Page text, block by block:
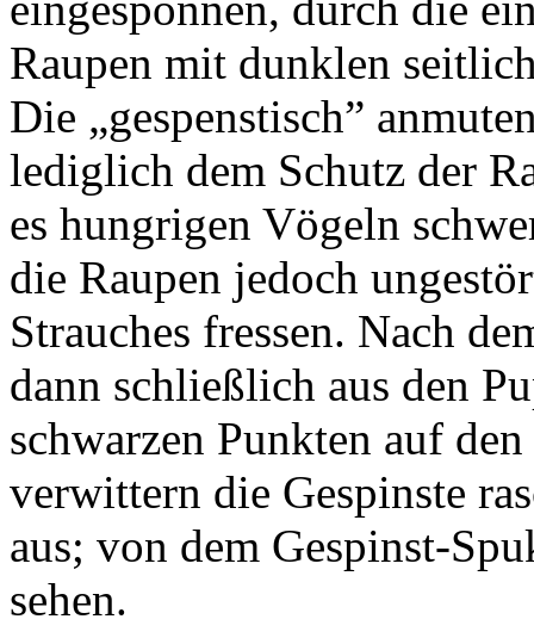
Raupen mit dunklen
Die „gespenstisch”
lediglich dem Schutz der
es hungrigen Vögeln
die Raupen jedoch
Strauches fressen. Nach
dann schließlich aus den
schwarzen Punkten auf
verwittern die Gespinste
aus; von dem Gespinst-
sehen.